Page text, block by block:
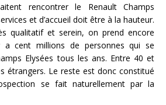
rencontrer le Renault Champs
et d’accueil doit être à la hauteur.
qualitatif et serein, on prend encore
cent millions de personnes qui se
Elysées tous les ans. Entre 40 et
étrangers. Le reste est donc constitué
se fait naturellement par la